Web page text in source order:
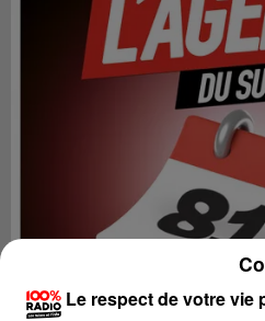
Le respect de votre vie